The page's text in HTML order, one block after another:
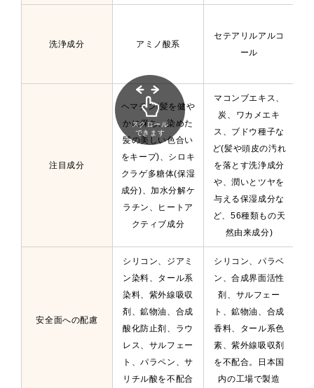
洗浄成分 アミノ酸系
セテアリルアルコ
ール
注目成分
ヘマチン(髪を健や
かに保ち、染めた
髪の美しい色合い
をキープ)、シロキ
クラゲ多糖体(保湿
成分)、加水分解ケ
ラチン、ヒートア
クティブ成分
マコンブエキス、
炭、ワカメエキ
ス、ブドウ種子な
ど(髪や頭皮の汚れ
を落とす洗浄成分
や、潤いとツヤを
与える保湿成分な
ど、56種類もの天
然由来成分)
安全面への配慮
シリコン、ジアミ
ン染料、タール系
染料、紫外線吸収
剤、鉱物油、合成
酸化防止剤、ラウ
レス、サルフェー
ト、パラペン、サ
リチル酸を不配合
シリコン、パラベ
ン、合成界面活性
剤、サルフェー
ト、鉱物油、合成
香料、タール系色
素、紫外線吸収剤
を不配合。日本国
内の工場で製造
スクロール
できます